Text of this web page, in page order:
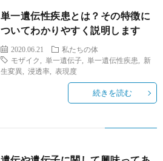
単一遺伝性疾患とは？その特徴に
ついてわかりやすく説明します
2020.06.21
私たちの体
モザイク
単一遺伝子, 単一遺伝性疾患
新
生変異
浸透率 表現度
続きを読む